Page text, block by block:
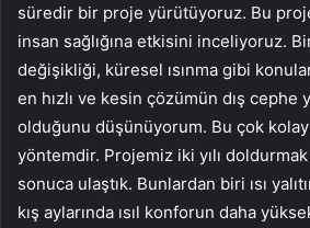
süredir bir proje yürütüyoruz. Bu
insan sağlığına etkisini inceliyoruz.
değişikliği, küresel ısınma gibi
en hızlı ve kesin çözümün dış cephe
olduğunu düşünüyorum. Bu çok
yöntemdir. Projemiz iki yılı
sonuca ulaştık. Bunlardan biri ısı
kış aylarında ısıl konforun daha